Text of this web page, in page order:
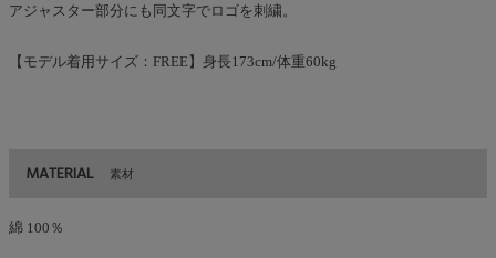
アジャスター部分にも同文字でロゴを刺繍。
【モデル着用サイズ：FREE】身長173cm/体重60kg
MATERIAL 素材
綿 100％